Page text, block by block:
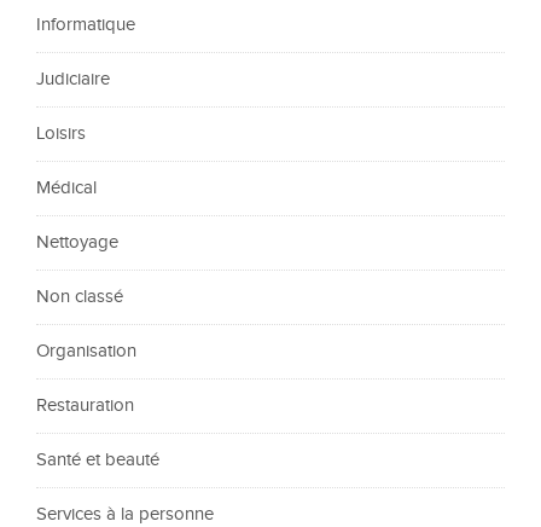
Informatique
Judiciaire
Loisirs
Médical
Nettoyage
Non classé
Organisation
Restauration
Santé et beauté
Services à la personne